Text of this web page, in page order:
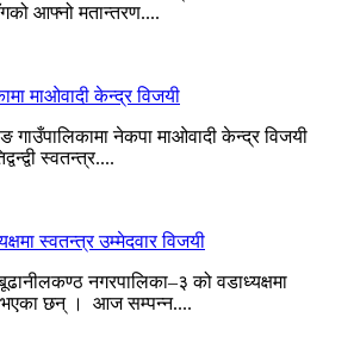
आफ्नो मतान्तरण....
माओवादी केन्द्र विजयी
गाउँपालिकामा नेकपा माओवादी केन्द्र विजयी
स्वतन्त्र....
स्वतन्त्र उम्मेदवार विजयी
नगरपालिका–३ को वडाध्यक्षमा
भएका छन् । आज सम्पन्न....